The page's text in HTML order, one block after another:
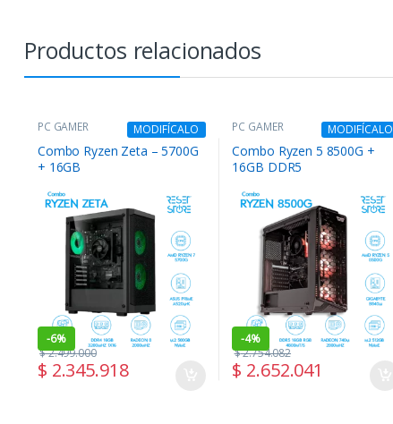
Productos relacionados
PC GAMER
Combo Ryzen Zeta – 5700G
+ 16GB
-6%
MODIFÍCALO
$ 2.345.918
$2.499.000
PC GAMER
Combo Ryzen 5 8500G +
16GB DDR5
-4%
MODIFÍCALO
$ 2.652.041
$2.754.082